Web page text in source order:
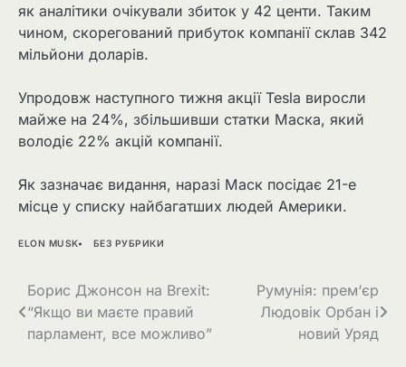
як аналітики очікували збиток у 42 центи. Таким
чином, скорегований прибуток компанії склав 342
мільйони доларів.
Упродовж наступного тижня акції Tesla виросли
майже на 24%, збільшивши статки Маска, який
володіє 22% акцій компанії.
Як зазначає видання, наразі Маск посідає 21-е
місце у списку найбагатших людей Америки.
ELON MUSK БЕЗ РУБРИКИ
Навігація
записів
Борис Джонсон на Brexit:
“Якщо ви маєте правий
парламент, все можливо”
Румунія: прем‘єр
Людовік Орбан і
новий Уряд